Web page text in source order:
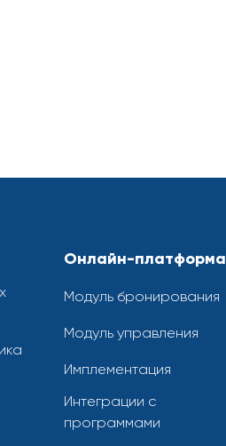
Онлайн-платформа
Модуль бронирования
Модуль управления
Имплементация
Интеграции с
программами